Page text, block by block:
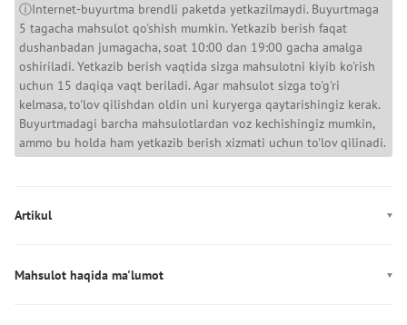
ⓘInternet-buyurtma brendli paketda yetkazilmaydi. Buyurtmaga
5 tagacha mahsulot qo'shish mumkin. Yetkazib berish faqat
dushanbadan jumagacha, soat 10:00 dan 19:00 gacha amalga
oshiriladi. Yetkazib berish vaqtida sizga mahsulotni kiyib ko'rish
uchun 15 daqiqa vaqt beriladi. Agar mahsulot sizga to'g'ri
kelmasa, to'lov qilishdan oldin uni kuryerga qaytarishingiz kerak.
Buyurtmadagi barcha mahsulotlardan voz kechishingiz mumkin,
ammo bu holda ham yetkazib berish xizmati uchun to'lov qilinadi.
Artikul
Mahsulot haqida ma'lumot